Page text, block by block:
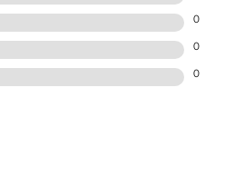
0
0
0